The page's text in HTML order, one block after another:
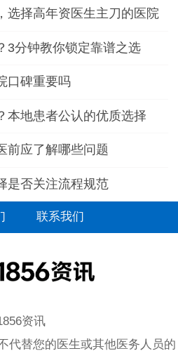
选择高年资医生主刀的医院
3分钟教你锁定靠谱之选
口碑重要吗
本地患者公认的优质选择
前应了解哪些问题
是否关注流程规范
联系我们
资讯
代替您的医生或其他医务人员的